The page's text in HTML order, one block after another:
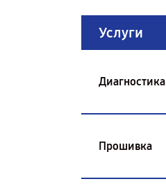
Услуги
Диагностика
Прошивка